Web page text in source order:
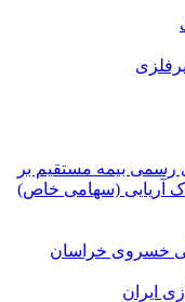
بیمه مستقیم بر
آریایی (سهامی خاص)
خسروی خراسان
ایران